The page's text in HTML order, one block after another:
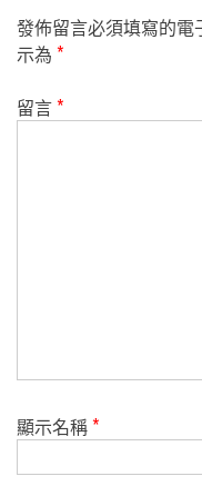
發佈留言必須填寫的電
示為 *
留言*
顯示名稱*